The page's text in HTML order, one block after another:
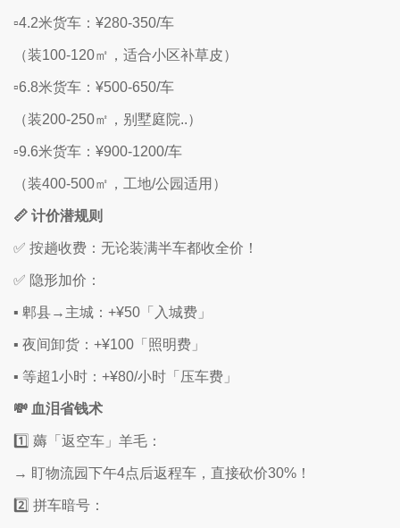
▫️4.2米货车：¥280-350/车
（装100-120㎡，适合小区补草皮）
▫️6.8米货车：¥500-650/车
（装200-250㎡，别墅庭院..）
▫️9.6米货车：¥900-1200/车
（装400-500㎡，工地/公园适用）
📏 计价潜规则
✅ 按趟收费：无论装满半车都收全价！
✅ 隐形加价：
▪️ 郫县→主城：+¥50「入城费」
▪️ 夜间卸货：+¥100「照明费」
▪️ 等超1小时：+¥80/小时「压车费」
💸 血泪省钱术
1️⃣ 薅「返空车」羊毛：
→ 盯物流园下午4点后返程车，直接砍价30%！
2️⃣ 拼车暗号：